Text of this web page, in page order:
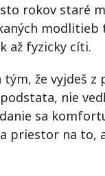
rokov staré
modlitieb
až fyzicky cíti.
tým, že vyjdeš z
nie
sa
priestor na to,